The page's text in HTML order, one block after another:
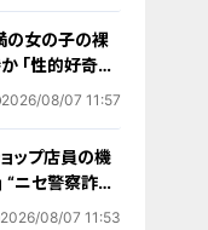
の女の子の裸
｢性的好奇心
講師の38歳
2026/08/07 11:57
ップ店員の機
“ニセ警察詐
害者が語る事
2026/08/07 11:53